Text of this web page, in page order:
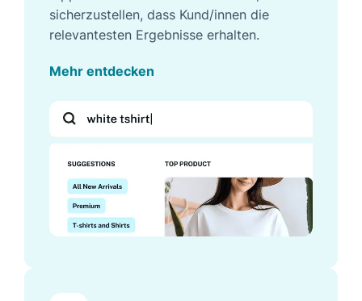
sicherzustellen, dass Kund/innen die
relevantesten Ergebnisse erhalten.
Mehr entdecken